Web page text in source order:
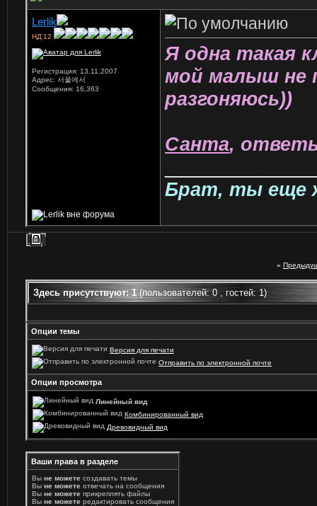
Lerlik
НД'12
Регистрация: 13.11.2007
Адрес: 서울에서
Сообщения: 16,363
Я одна такая
мой малыш не
разгоняюсь))
Санта,
Брат, ты еще
«
Здесь присутствуют: 1(пользователей: 0 , гостей: 1)
Опции темы
Версия для печати
Отправить по электронной почте
Опции просмотра
Линейный вид
Комбинированный вид
Древовидный вид
Ваши права в разделе
Вы не можете создавать темы
Вы не можете отвечать на сообщения
Вы не можете прикреплять файлы
Вы не можете редактировать сообщения